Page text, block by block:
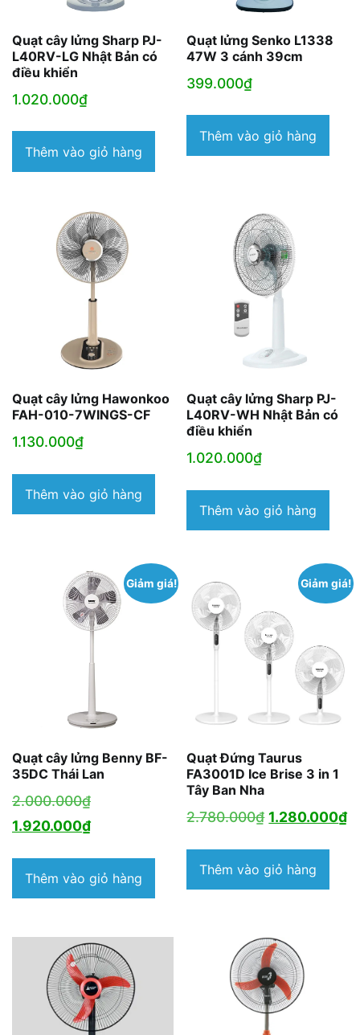
Quạt cây lửng Sharp PJ-
L40RV-LG Nhật Bản có
điều khiển
1.020.000₫
Thêm vào giỏ hàng
Quạt lửng Senko L1338
47W 3 cánh 39cm
399.000₫
Thêm vào giỏ hàng
Quạt cây lửng Hawonkoo
FAH-010-7WINGS-CF
1.130.000₫
Thêm vào giỏ hàng
Quạt cây lửng Sharp PJ-
L40RV-WH Nhật Bản có
điều khiển
1.020.000₫
Thêm vào giỏ hàng
Giảm giá!
Quạt cây lửng Benny BF-
35DC Thái Lan
2.000.000₫Giá
gốc
2.000.000₫.
1.920.000₫Giá
tại
là:
Thêm vào giỏ hàng
Giảm giá!
Quạt Đứng Taurus
FA3001D Ice Brise 3 in 1
Tây Ban Nha
2.780.000₫ Giá
là:
2.780.000₫.
1.280.000₫
Thêm vào giỏ hàng